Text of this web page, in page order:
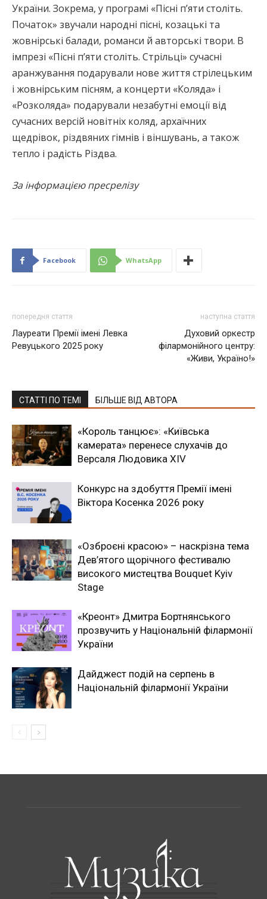
України. Зокрема, у програмі «Пісні п’яти століть.
Початок» звучали народні пісні, козацькі та
жовнірські балади, романси й авторські твори. В
імпрезі «Пісні п’яти століть. Стрільці» сучасні
аранжування подарували нове життя стрілецьким
і жовнірським пісням, а концерти «Коляда» і
«Розколяда» подарували незабутні емоції від
сучасних версій новітніх коляд, архаїчних
щедрівок, різдвяних гімнів і віншувань, а також
тепло і радість Різдва.
За інформацією пресрелізу
Facebook WhatsApp
попередня стаття
Лауреати Премії імені Левка
Ревуцького 2025 року
наступна стаття
Духовий оркестр
філармонійного центру:
«Живи, Україно!»
СТАТТІ ПО ТЕМІ БІЛЬШЕ ВІД АВТОРА
«Король танцює»: «Київська
камерата» перенесе слухачів до
Версаля Людовика XIV
Конкурс на здобуття Премії імені
Віктора Косенка 2026 року
«Озброєні красою» – наскрізна тема
Дев’ятого щорічного фестивалю
високого мистецтва Bouquet Kyiv
Stage
«Креонт» Дмитра Бортнянського
прозвучить у Національній філармонії
України
Дайджест подій на серпень в
Національній філармонії України